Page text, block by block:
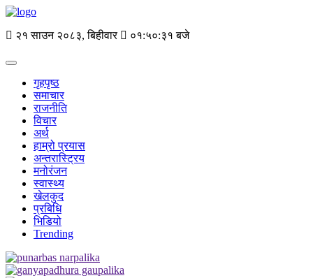
२१ साउन २०८३, बिहीवार ०१:५०:३१ बजे
गृहपृष्ठ
समाचार
राजनीति
विचार
अर्थ
हाम्रो प्रयास
अन्तरास्ट्रिय
मनोरंजन
स्वास्थ्य
खेलकुद
प्रबिधि
भिडियो
Trending